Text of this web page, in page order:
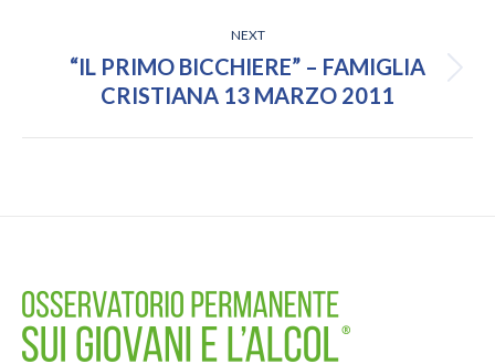
NEXT
Next
post:
“IL PRIMO BICCHIERE” – FAMIGLIA
CRISTIANA 13 MARZO 2011